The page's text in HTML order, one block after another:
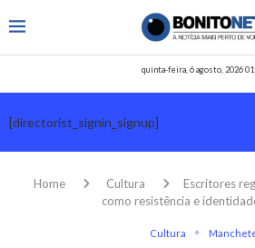
quinta-feira, 6 agosto, 2026
[directorist_signin_signup]
Home Cultura
Escritores
como resistência e
Cultura